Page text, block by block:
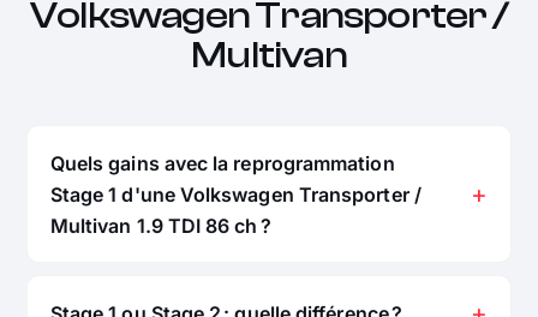
Volkswagen Transporter /
Multivan
Quels gains avec la reprogrammation
Stage 1 d'une Volkswagen Transporter /
Multivan 1.9 TDI 86 ch ?